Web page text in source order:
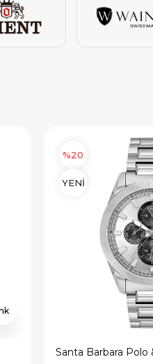
Santa Barbara Polo
%20
YENİ